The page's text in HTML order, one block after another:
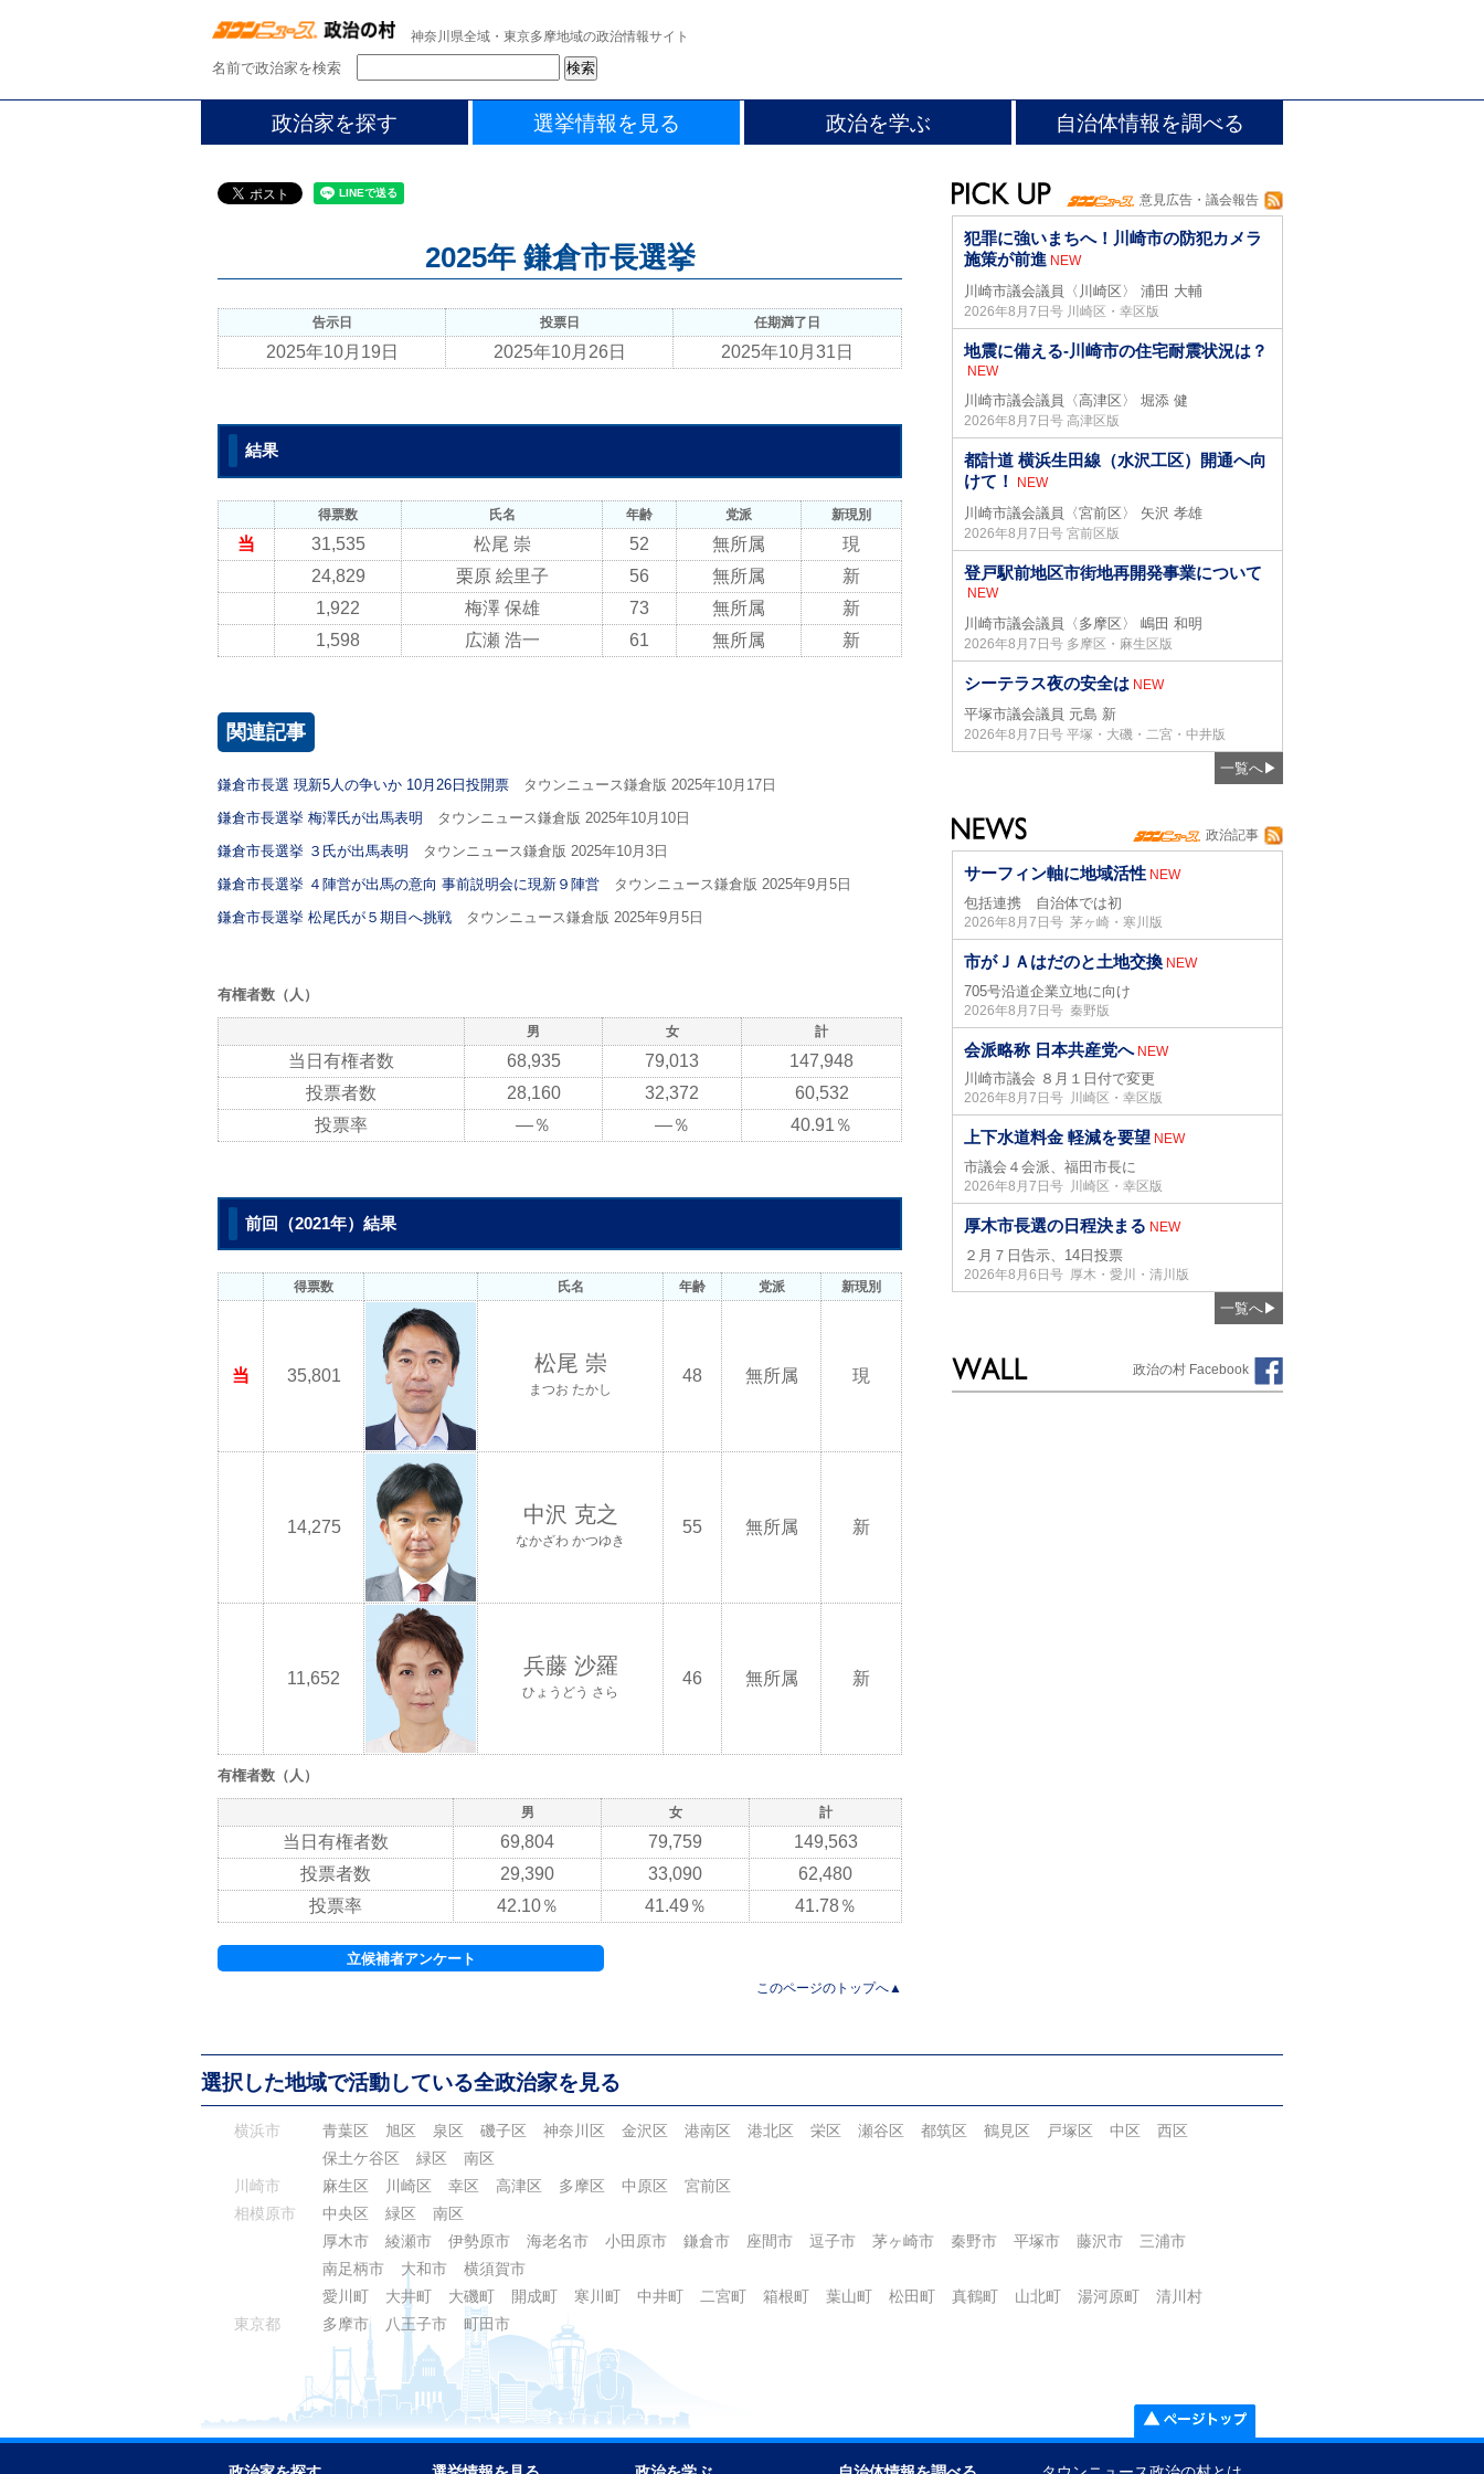
神奈川県全域・東京多摩地域の政治情報サイト
名前で政治家を検索
政治家を探す 選挙情報を見る 政治を学ぶ 自治体情報を調べる
2025年 鎌倉市長選挙
告示日 投票日 任期満了日
2025年10月19日 2025年10月26日 2025年10月31日
結果
得票数 氏名 年齢 党派 新現別
当 31,535 松尾 崇 52 無所属
現
24,829
栗原 絵里子 56 無所属
新
1,922
梅澤 保雄 73 無所属
新
1,598
広瀬 浩一 61 無所属 新
関連記事
鎌倉市長選 現新5人の争いか 10月26日投開票 タウンニュース鎌倉版 2025年10月17日
鎌倉市長選挙 梅澤氏が出馬表明 タウンニュース鎌倉版 2025年10月10日
鎌倉市長選挙 ３氏が出馬表明 タウンニュース鎌倉版 2025年10月3日
鎌倉市長選挙 ４陣営が出馬の意向 事前説明会に現新９陣営 タウンニュース鎌倉版 2025年9月5日
鎌倉市長選挙 松尾氏が５期目へ挑戦 タウンニュース鎌倉版 2025年9月5日
有権者数（人）
男 女 計
当日有権者数 68,935 79,013
147,948
投票者数
28,160 32,372
60,532
投票率
―％ ―％ 40.91％
前回（2021年）結果
得票数 氏名 年齢 党派 新現別
当 35,801
松尾 崇
まつお たかし
48 無所属 現
14,275
中沢 克之
なかざわ かつゆき
55 無所属 新
11,652
兵藤 沙羅
ひょうどう さら
46 無所属 新
有権者数（人）
男 女 計
当日有権者数 69,804 79,759
149,563
投票者数
29,390 33,090
62,480
投票率
42.10％ 41.49％ 41.78％
立候補者アンケート
このページのトップへ▲
意見広告・議会報告
犯罪に強いまちへ！川崎市の防犯カメラ
施策が前進 NEW
川崎市議会議員〈川崎区〉 浦田 大輔
2026年8月7日号 川崎区・幸区版
地震に備える-川崎市の住宅耐震状況は？
NEW
川崎市議会議員〈高津区〉 堀添 健
2026年8月7日号 高津区版
都計道 横浜生田線（水沢工区）開通へ向
けて！
NEW
川崎市議会議員〈宮前区〉 矢沢 孝雄
2026年8月7日号 宮前区版
登戸駅前地区市街地再開発事業について
NEW
川崎市議会議員〈多摩区〉 嶋田 和明
2026年8月7日号 多摩区・麻生区版
シーテラス夜の安全は NEW
平塚市議会議員 元島 新
2026年8月7日号 平塚・大磯・二宮・中井版
一覧へ▶
政治記事
サーフィン軸に地域活性 NEW
包括連携 自治体では初
2026年8月7日号 茅ヶ崎・寒川版
市がＪＡはだのと土地交換 NEW
705号沿道企業立地に向け
2026年8月7日号 秦野版
会派略称 日本共産党へ NEW
川崎市議会 ８月１日付で変更
2026年8月7日号 川崎区・幸区版
上下水道料金 軽減を要望 NEW
市議会４会派、福田市長に
2026年8月7日号 川崎区・幸区版
厚木市長選の日程決まる NEW
２月７日告示、14日投票
2026年8月6日号 厚木・愛川・清川版
一覧へ▶
政治の村 Facebook
選択した地域で活動している全政治家を見る
横浜市 青葉区 旭区 泉区 磯子区 神奈川区 金沢区 港南区 港北区 栄区 瀬谷区 都筑区 鶴見区 戸塚区 中区
西区
保土ケ谷区
緑区
南区
川崎市
麻生区 川崎区 幸区 高津区 多摩区 中原区
宮前区
相模原市
中央区 緑区
南区
厚木市
綾瀬市 伊勢原市 海老名市 小田原市 鎌倉市 座間市 逗子市 茅ヶ崎市 秦野市 平塚市 藤沢市
三浦市
南足柄市
大和市
横須賀市
愛川町
大井町 大磯町 開成町 寒川町 中井町 二宮町 箱根町 葉山町 松田町 真鶴町 山北町 湯河原町
清川村
東京都
多摩市 八王子市 町田市